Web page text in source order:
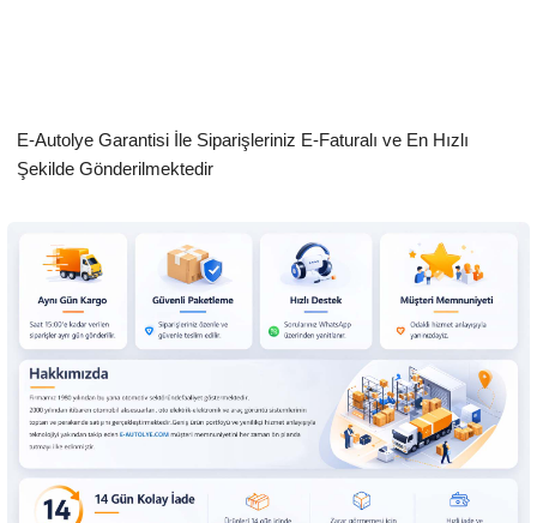
E-Autolye Garantisi İle Siparişleriniz E-Faturalı ve En Hızlı
Şekilde Gönderilmektedir